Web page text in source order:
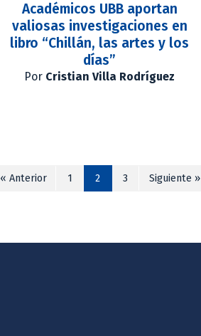
Académicos UBB aportan
valiosas investigaciones en
libro “Chillán, las artes y los
días”
Por Cristian Villa Rodríguez
« Anterior 1 2 3 Siguiente »